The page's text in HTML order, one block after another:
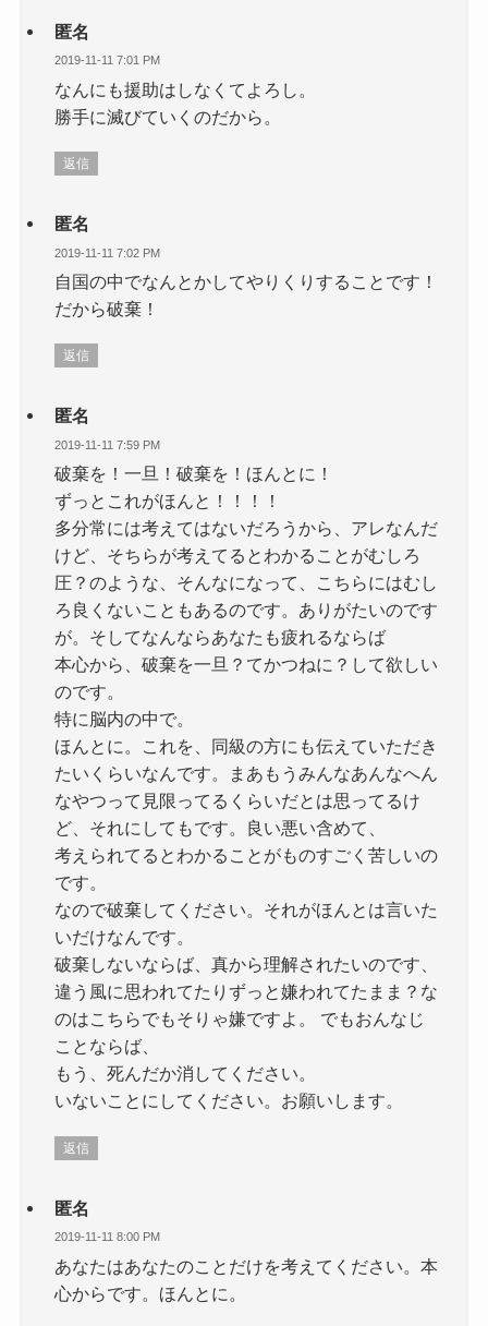
匿名
2019-11-11 7:01 PM
なんにも援助はしなくてよろし。
勝手に滅びていくのだから。
返信
匿名
2019-11-11 7:02 PM
自国の中でなんとかしてやりくりすることです！
だから破棄！
返信
匿名
2019-11-11 7:59 PM
破棄を！一旦！破棄を！ほんとに！
ずっとこれがほんと！！！！
多分常には考えてはないだろうから、アレなんだ
けど、そちらが考えてるとわかることがむしろ
圧？のような、そんなになって、こちらにはむし
ろ良くないこともあるのです。ありがたいのです
が。そしてなんならあなたも疲れるならば
本心から、破棄を一旦？てかつねに？して欲しい
のです。
特に脳内の中で。
ほんとに。これを、同級の方にも伝えていただき
たいくらいなんです。まあもうみんなあんなへん
なやつって見限ってるくらいだとは思ってるけ
ど、それにしてもです。良い悪い含めて、
考えられてるとわかることがものすごく苦しいの
です。
なので破棄してください。それがほんとは言いた
いだけなんです。
破棄しないならば、真から理解されたいのです、
違う風に思われてたりずっと嫌われてたまま？な
のはこちらでもそりゃ嫌ですよ。 でもおんなじ
ことならば、
もう、死んだか消してください。
いないことにしてください。お願いします。
返信
匿名
2019-11-11 8:00 PM
あなたはあなたのことだけを考えてください。本
心からです。ほんとに。